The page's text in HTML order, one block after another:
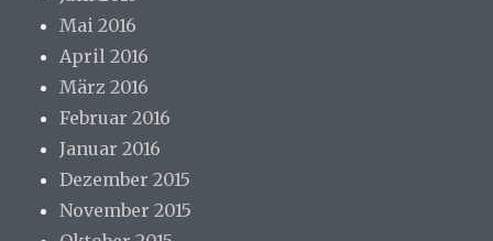
Mai 2016
April 2016
März 2016
Februar 2016
Januar 2016
Dezember 2015
November 2015